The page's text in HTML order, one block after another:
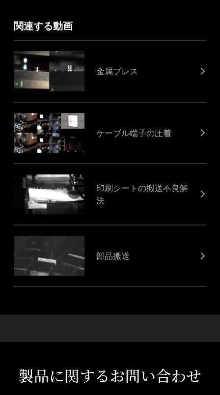
関連する動画
金属プレス
ケーブル端子の圧着
印刷シートの搬送不良解
決
部品搬送
製品に関するお問い合わせ